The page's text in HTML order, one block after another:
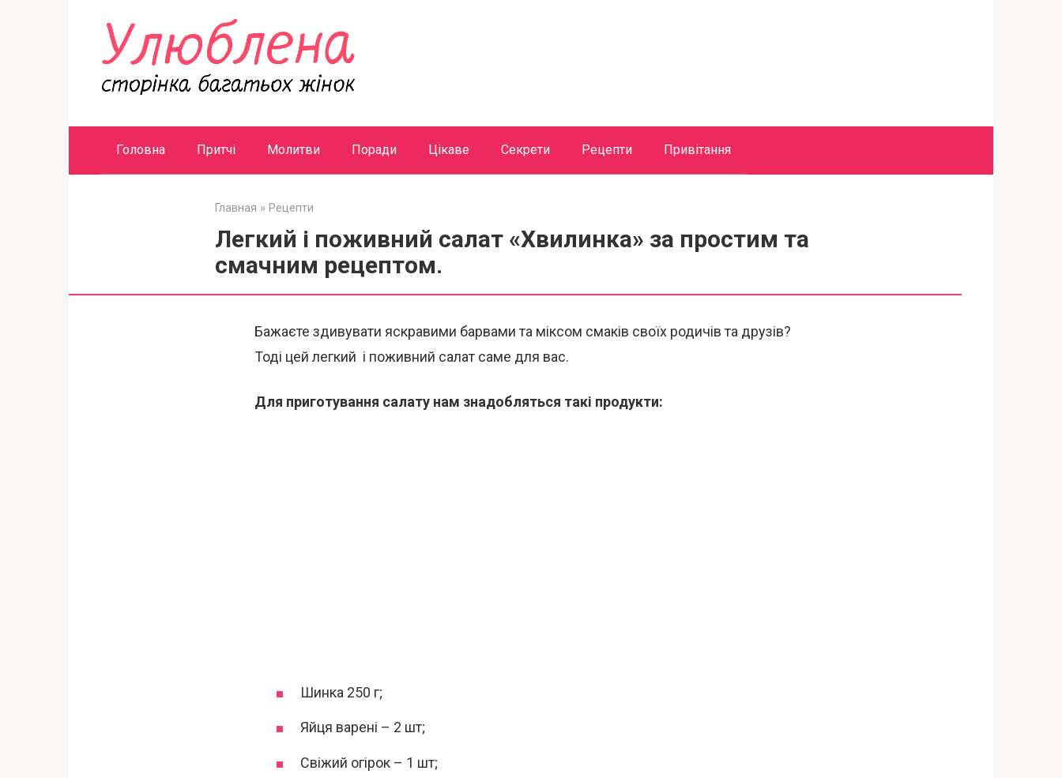
Головна Притчі Молитви Поради Цікаве Секрети Рецепти Привітання
Главная » Рецепти
Легкий і поживний салат «Хвилинка» за простим та
смачним рецептом.
Бажаєте здивувати яскравими барвами та міксом смаків своїх родичів та друзів?
Тоді цей легкий і поживний салат саме для вас.
Для приготування салату нам знадобляться такі продукти:
Шинка 250 г;
Яйця варені – 2 шт;
Свіжий огірок – 1 шт;